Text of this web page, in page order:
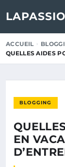
ACCUEIL
QUELLES AIDES
BLOGGING
EN